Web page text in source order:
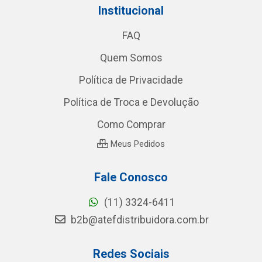
Institucional
FAQ
Quem Somos
Política de Privacidade
Política de Troca e Devolução
Como Comprar
Meus Pedidos
Fale Conosco
(11) 3324-6411
b2b@atefdistribuidora.com.br
Redes Sociais